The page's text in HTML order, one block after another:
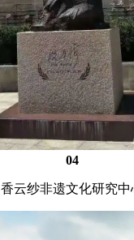
04
香云纱非遗文化研究中